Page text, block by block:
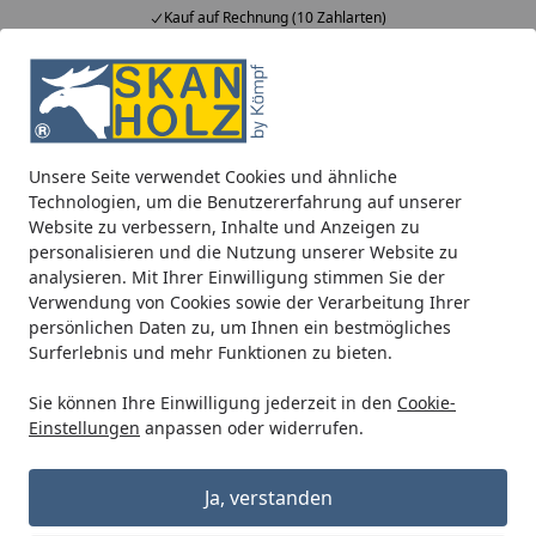
Unsere Seite verwendet Cookies und ähnliche
Technologien, um die Benutzererfahrung auf unserer
Website zu verbessern, Inhalte und Anzeigen zu
personalisieren und die Nutzung unserer Website zu
analysieren. Mit Ihrer Einwilligung stimmen Sie der
Verwendung von Cookies sowie der Verarbeitung Ihrer
persönlichen Daten zu, um Ihnen ein bestmögliches
Surferlebnis und mehr Funktionen zu bieten.
Sie können Ihre Einwilligung jederzeit in den Cookie-
Einstellungen anpassen oder widerrufen.
Ja, verstanden
Kauf auf Rechnung (10 Zahlarten)
Alle Produkte
Mein Konto
Suchen
Startseite
Blockbohlenhäuser Zubehör für Blockbohlenhäuser
Osmo Einmal-Lasur HS plus
(21 Bewertungen)